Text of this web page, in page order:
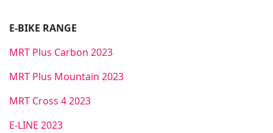
E-BIKE RANGE
MRT Plus Carbon 2023
MRT Plus Mountain 2023
MRT Cross 4 2023
E-LINE 2023